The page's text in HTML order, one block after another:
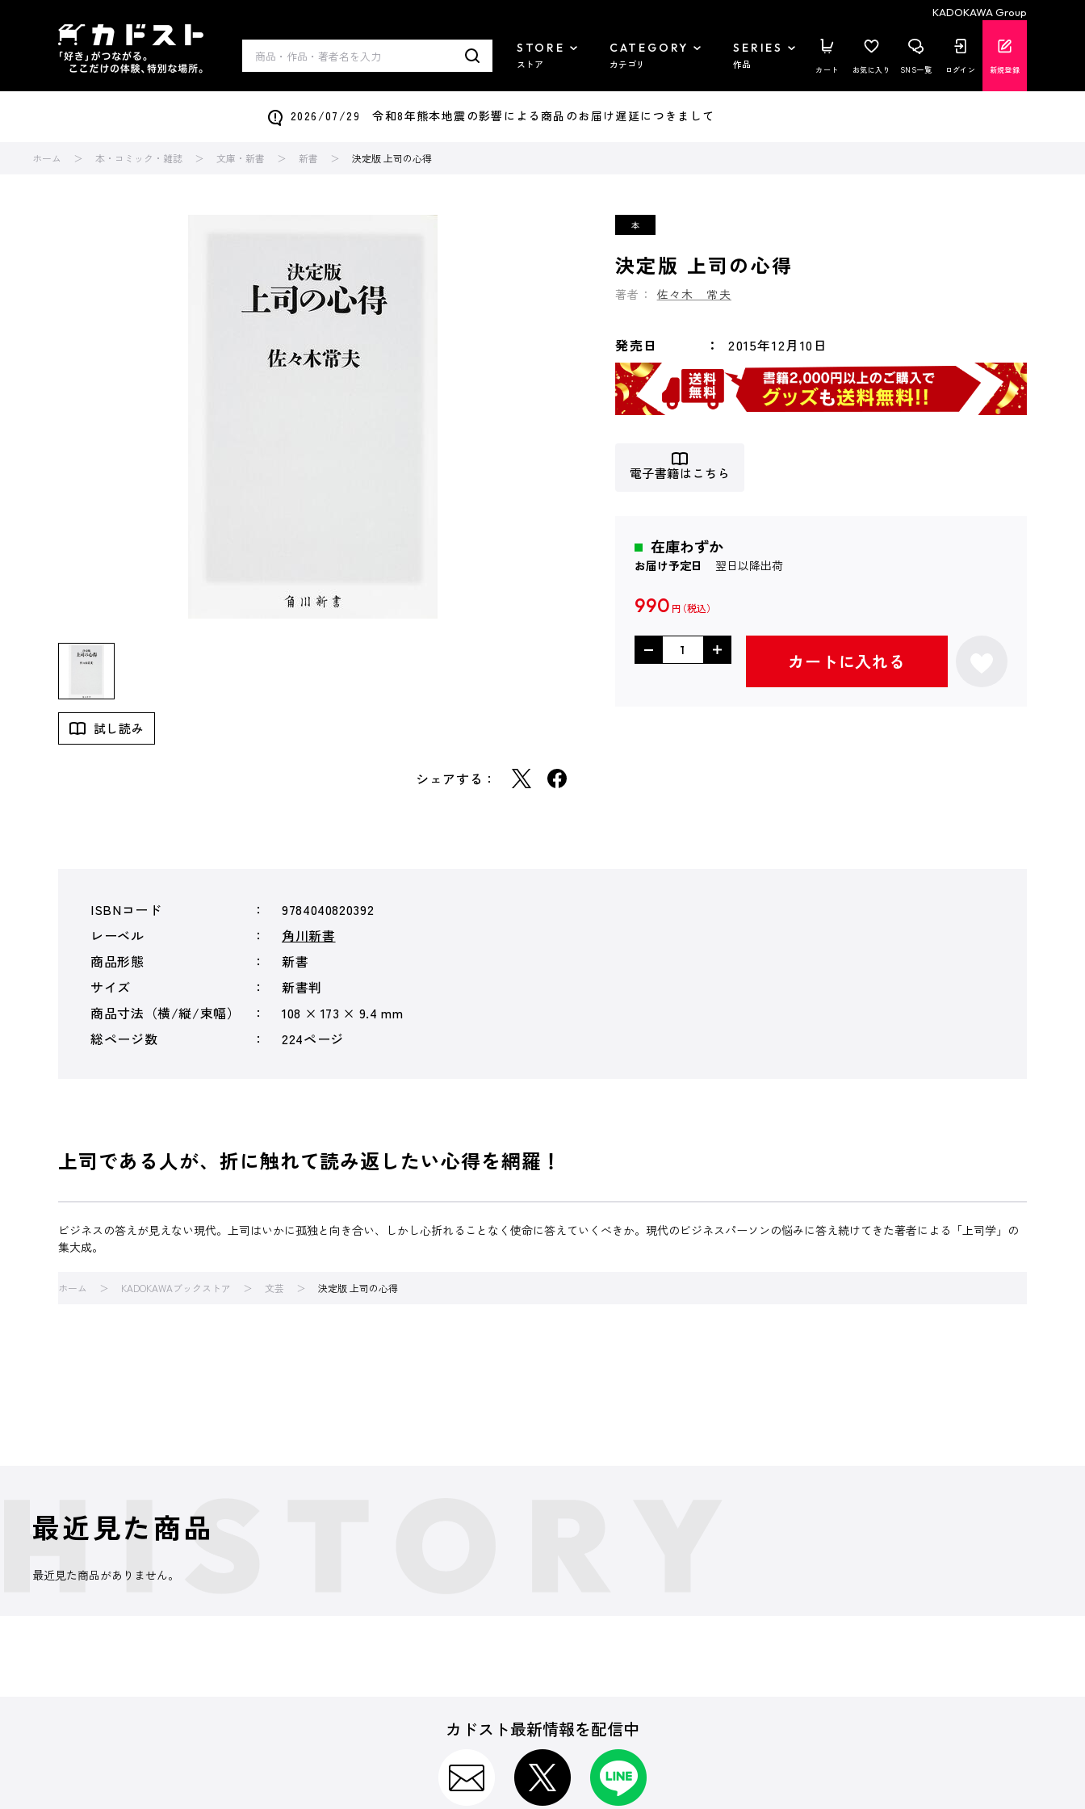
KADOKAWA Group
STORE
ストア
CATEGORY
カテゴリ
SERIES
作品 カート お気に入り SNS一覧 ログイン 新規登録
2026/07/29 令和8年熊本地震の影響による商品のお届け遅延につきまして
ホーム 本・コミック・雑誌 文庫・新書 新書 決定版 上司の心得
試し読み
シェアする：
決定版 上司の心得
著者： 佐々木 常夫
発売日 2015年12月10日
電子書籍はこちら
在庫わずか
お届け予定日 翌日以降出荷
990 円
カートに入れる
ISBNコード
9784040820392
レーベル
角川新書
商品形態
新書
サイズ
新書判
商品寸法（横/縦/束幅）
108 × 173 × 9.4 mm
総ページ数
224ページ
上司である人が、折に触れて読み返したい心得を網羅！
ビジネスの答えが見えない現代。上司はいかに孤独と向き合い、しかし心折れることなく使命に答えていくべきか。現代のビジネスパーソンの悩みに答え続けてきた著者による「上司学」の
集大成。
ホーム KADOKAWAブックストア 文芸 決定版 上司の心得
最近見た商品
最近見た商品がありません。
カドスト最新情報を配信中